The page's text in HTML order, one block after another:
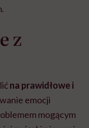
z
na prawidłowe i
emocji
mogącym